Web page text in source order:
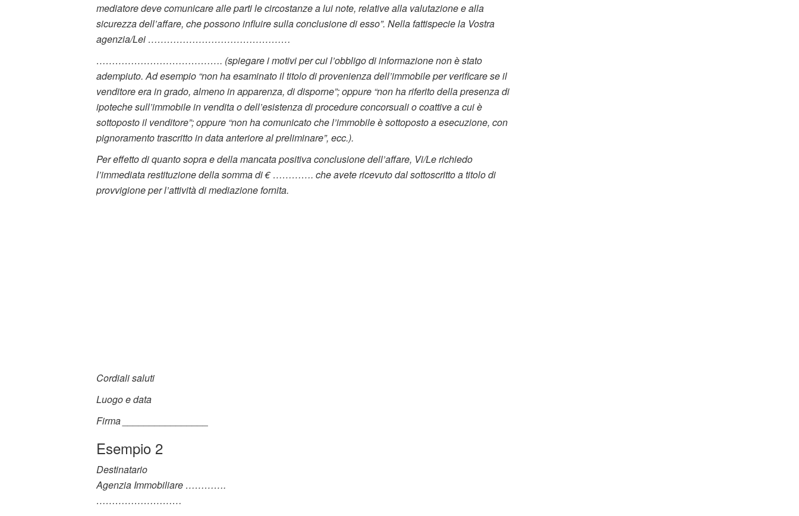
mediatore deve comunicare alle parti le circostanze a lui note, relative alla valutazione e alla
sicurezza dell’affare, che possono influire sulla conclusione di esso”. Nella fattispecie la Vostra
agenzia/Lei ………………………………………
…………………………………. (spiegare i motivi per cui l’obbligo di informazione non è stato
adempiuto. Ad esempio “non ha esaminato il titolo di provenienza dell’immobile per verificare se il
venditore era in grado, almeno in apparenza, di disporne”; oppure “non ha riferito della presenza di
ipoteche sull’immobile in vendita o dell’esistenza di procedure concorsuali o coattive a cui è
sottoposto il venditore”; oppure “non ha comunicato che l’immobile è sottoposto a esecuzione, con
pignoramento trascritto in data anteriore al preliminare”, ecc.).
Per effetto di quanto sopra e della mancata positiva conclusione dell’affare, Vi/Le richiedo
l’immediata restituzione della somma di € …………. che avete ricevuto dal sottoscritto a titolo di
provvigione per l’attività di mediazione fornita.
Cordiali saluti
Luogo e data
Firma ________________
Esempio 2
Destinatario
Agenzia Immobiliare ………….
………………………